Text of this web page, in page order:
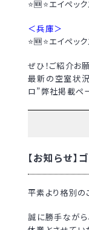
⭐🆕⭐エイペッ
＜兵庫＞
⭐🆕⭐エイペ
ぜひ！ご紹介お
最新の空室状
ロ”弊社掲載ペ
【お知らせ
平素より格別の
誠に勝手ながら